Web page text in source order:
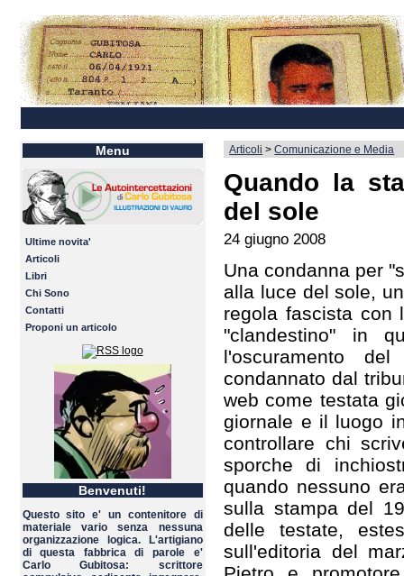
Menu
Ultime novita'
Articoli
Libri
Chi Sono
Contatti
Proponi un articolo
Benvenuti!
Questo sito e' un contenitore di
materiale vario senza nessuna
organizzazione logica. L'artigiano
di questa fabbrica di parole e'
Carlo Gubitosa: scrittore
Articoli >Comunicazione e Media
Quando la
del sole
24 giugno 2008
Una condanna per
alla luce del sole,
regola fascista con
"clandestino" in
l'oscuramento
condannato dal
web come testata
giornale e il luogo
controllare chi
sporche di
quando nessuno
sulla stampa del
delle testate,
sull'editoria del